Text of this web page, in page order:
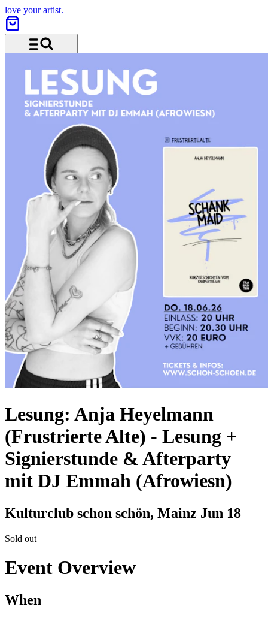
love your artist.
Lesung: Anja Heyelmann
(Frustrierte Alte) - Lesung +
Signierstunde & Afterparty
mit DJ Emmah (Afrowiesn)
Kulturclub schon schön, Mainz Jun 18
Sold out
Event Overview
When